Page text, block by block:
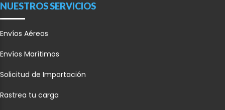
NUESTROS SERVICIOS
Envíos Aéreos
Envíos Marítimos
Solicitud de Importación
Rastrea tu carga